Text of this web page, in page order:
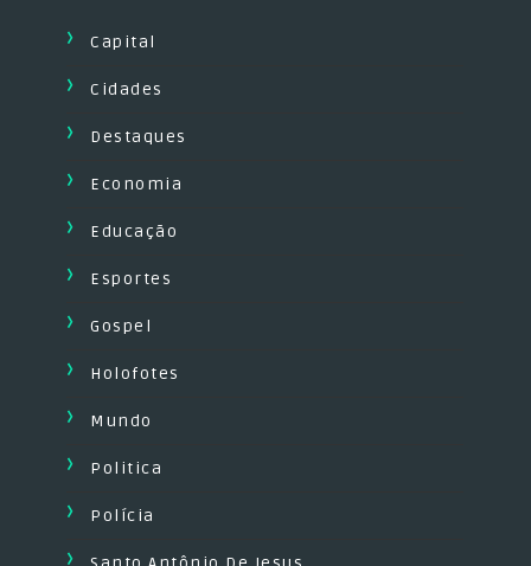
Capital
Cidades
Destaques
Economia
Educação
Esportes
Gospel
Holofotes
Mundo
Politica
Polícia